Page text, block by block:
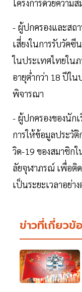
โครงการด้วยความส
- ผู้ปกครองและสถ
เสี่ยงในการรับวัค
ในประเทศไทยใน
อายุต่ำกว่า 18 ปีใน
พิจารณา
- ผู้ปกครองของนัก
การให้ข้อมูลประวั
วิด-19 ของสมาชิก
ลัยจุฬาภรณ์ เพื่อติด
เป็นระยะเวลาอย่า
ข่าวที่เกี่ยวข้